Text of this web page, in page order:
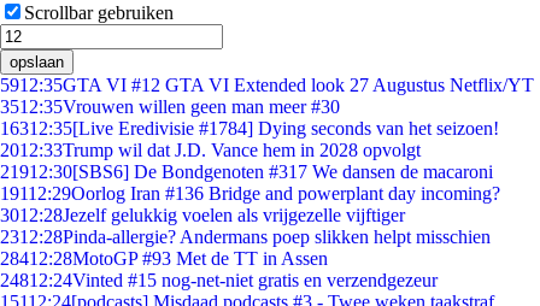
Scrollbar gebruiken
opslaan
5912:35GTA VI #12 GTA VI Extended look 27 Augustus Netflix/YT
3512:35Vrouwen willen geen man meer #30
16312:35[Live Eredivisie #1784] Dying seconds van het seizoen!
2012:33Trump wil dat J.D. Vance hem in 2028 opvolgt
21912:30[SBS6] De Bondgenoten #317 We dansen de macaroni
19112:29Oorlog Iran #136 Bridge and powerplant day incoming?
3012:28Jezelf gelukkig voelen als vrijgezelle vijftiger
2312:28Pinda-allergie? Andermans poep slikken helpt misschien
28412:28MotoGP #93 Met de TT in Assen
24812:24Vinted #15 nog-net-niet gratis en verzendgezeur
15112:24[podcasts] Misdaad podcasts #3 - Twee weken taakstraf